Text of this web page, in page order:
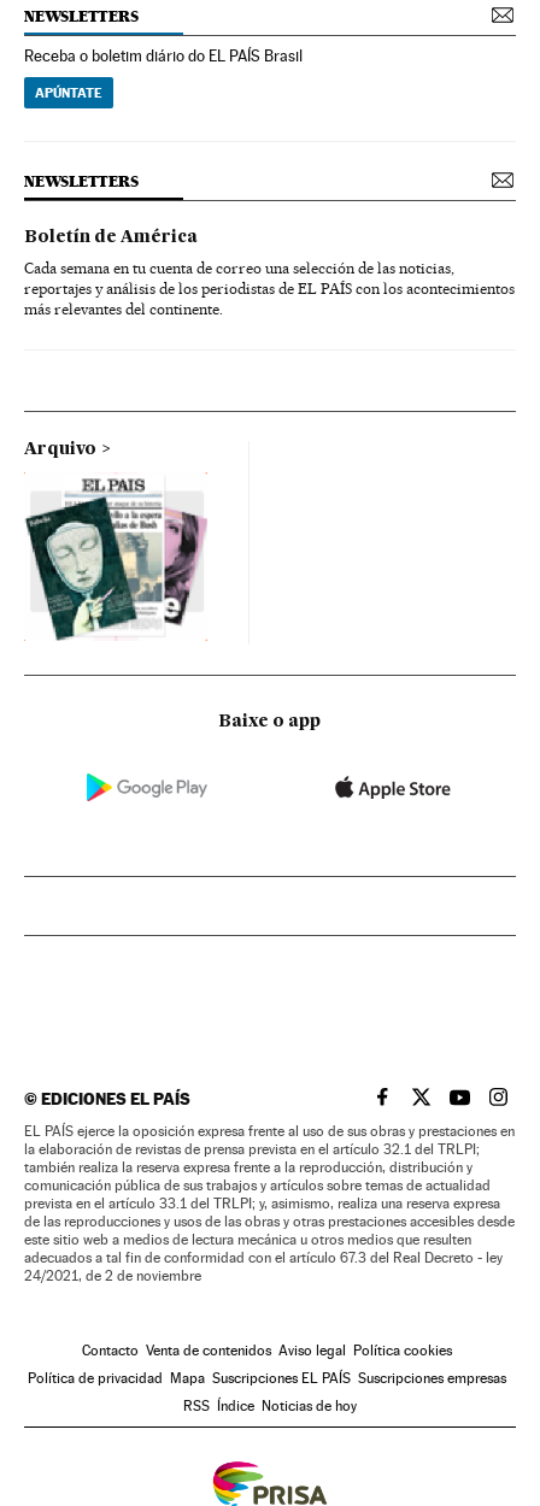
NEWSLETTERS
Receba o boletim diário do EL PAÍS Brasil
APÚNTATE
NEWSLETTERS
Boletín de América
Cada semana en tu cuenta de correo una selección de las noticias,
reportajes y análisis de los periodistas de EL PAÍS con los acontecimientos
más relevantes del continente.
Arquivo
Baixe o app
©EDICIONES EL PAÍS EL PAÍS BRASIL EN
EL PAÍSEL PAÍS
EL
EL PAÍS ejerce la oposición expresa frente al uso de sus obras y prestaciones en
la elaboración de revistas de prensa prevista en el artículo 32.1 del TRLPI;
también realiza la reserva expresa frente a la reproducción, distribución y
comunicación pública de sus trabajos y artículos sobre temas de actualidad
prevista en el artículo 33.1 del TRLPI; y, asimismo, realiza una reserva expresa
de las reproducciones y usos de las obras y otras prestaciones accesibles desde
este sitio web a medios de lectura mecánica u otros medios que resulten
adecuados a tal fin de conformidad con el artículo 67.3 del Real Decreto - ley
24/2021, de 2 de noviembre
Contacto Venta de contenidos Aviso legal
Política cookies
Política de privacidad
Mapa Suscripciones EL PAÍS Suscripciones empresas
RSS
Índice Noticias de hoy